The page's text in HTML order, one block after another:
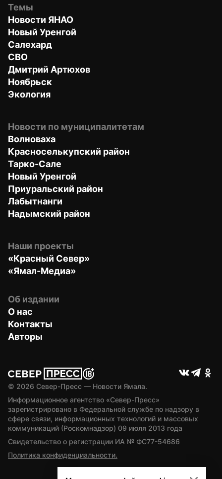
Темы
Новости ЯНАО
Новый Уренгой
Салехард
СВО
Дмитрий Артюхов
Ноябрьск
Экология
Новости по муниципалитетам
Волноваха
Красноселькупский район
Тарко-Сале
Новый Уренгой
Приуральский район
Лабытнанги
Надымский район
Наши проекты
«Красный Север»
«Ямал-Медиа»
Об издании
О нас
Контакты
Авторы
© 2026 Север-Пресс — Новости Ямала.
Информационное агентство «Север-Пресс»
зарегистрировано в Федеральной службе по надзору в
сфере связи, информационных технологий и массовых
коммуникаций (Роскомнадзор) 09 июля 2013 года
Свидетельство о регистрации ИА № ФС77-54686
Политика конфиденциальности.